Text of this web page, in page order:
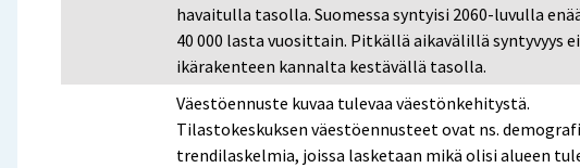
havaitulla tasolla. Suomessa syntyisi 2060-luvulla
40 000 lasta vuosittain. Pitkällä aikavälillä syntyvyys
ikärakenteen kannalta kestävällä tasolla.
Väestöennuste kuvaa tulevaa väestönkehitystä.
Tilastokeskuksen väestöennusteet ovat ns.
trendilaskelmia, joissa lasketaan mikä olisi alueen